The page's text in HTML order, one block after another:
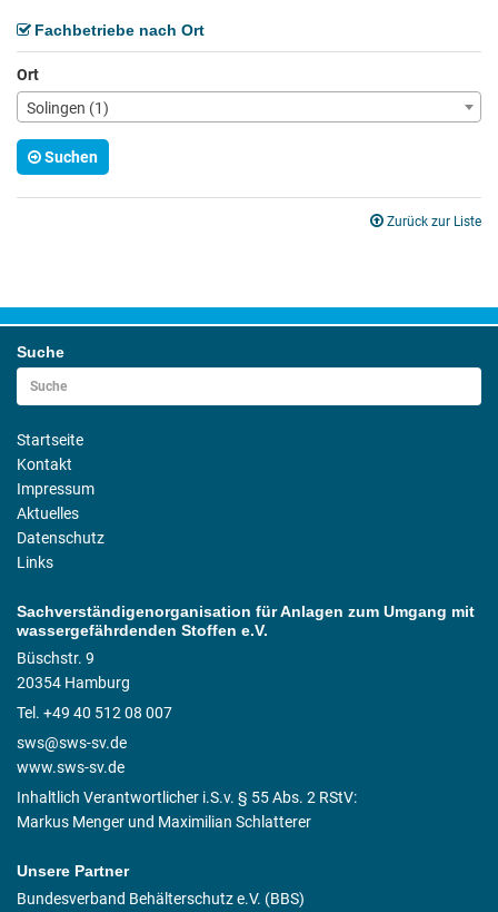
Fachbetriebe nach Ort
Ort
Solingen (1)
Suchen
Zurück zur Liste
Suche
Startseite
Kontakt
Impressum
Aktuelles
Datenschutz
Links
Sachverständigenorganisation für Anlagen zum Umgang mit
wassergefährdenden Stoffen e.V.
Büschstr. 9
20354 Hamburg
Tel. +49 40 512 08 007
sws@sws-sv.de
www.sws-sv.de
Inhaltlich Verantwortlicher i.S.v. § 55 Abs. 2 RStV:
Markus Menger und Maximilian Schlatterer
Unsere Partner
Bundesverband Behälterschutz e.V. (BBS)